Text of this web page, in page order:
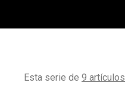
Esta serie de 9 artículos